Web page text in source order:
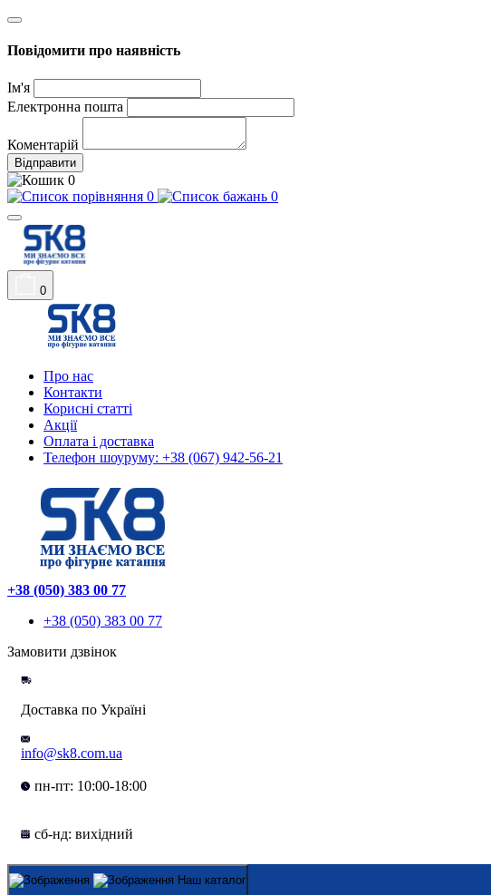
Повідомити про наявність
Ім'я
Електронна пошта
Коментарій
Відправити
0
0
0
0
Про нас
Контакти
Корисні статті
Акції
Оплата і доставка
Телефон шоуруму: +38 (067) 942-56-21
+38 (050) 383 00 77
+38 (050) 383 00 77
Замовити дзвінок
Доставка по Україні
info@sk8.com.ua
пн-пт: 10:00-18:00
сб-нд: вихідний
Наш каталог